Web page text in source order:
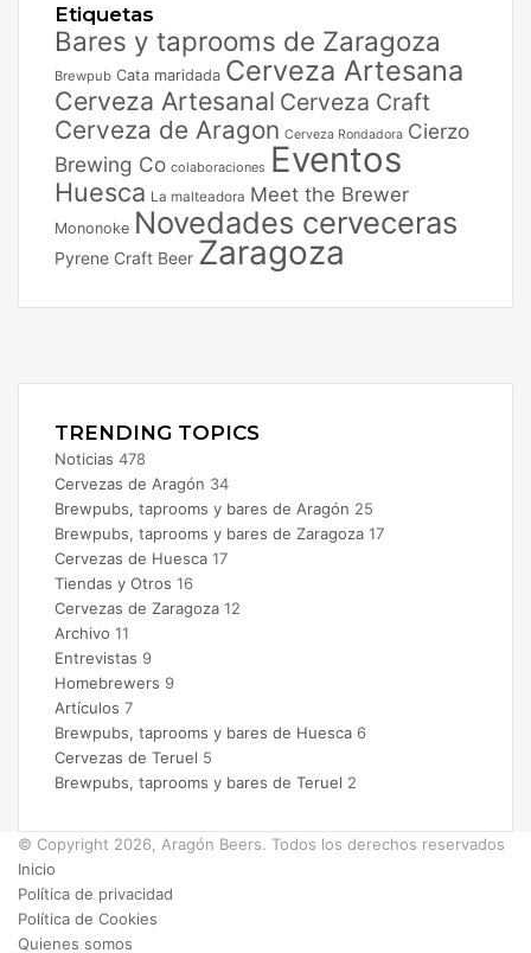
Etiquetas
Bares y taprooms de Zaragoza
Brewpub Cata maridada Cerveza Artesana
Cerveza Artesanal Cerveza Craft
Cerveza de Aragon Cerveza Rondadora Cierzo
Brewing Co colaboraciones Eventos
Huesca La malteadora Meet the Brewer
Mononoke Novedades cerveceras
Pyrene Craft Beer Zaragoza
TRENDING TOPICS
Noticias 478
Cervezas de Aragón 34
Brewpubs, taprooms y bares de Aragón 25
Brewpubs, taprooms y bares de Zaragoza 17
Cervezas de Huesca 17
Tiendas y Otros 16
Cervezas de Zaragoza 12
Archivo 11
Entrevistas 9
Homebrewers 9
Artículos 7
Brewpubs, taprooms y bares de Huesca 6
Cervezas de Teruel 5
Brewpubs, taprooms y bares de Teruel 2
© Copyright 2026, Aragón Beers. Todos los derechos reservados
Inicio
Política de privacidad
Política de Cookies
Quienes somos